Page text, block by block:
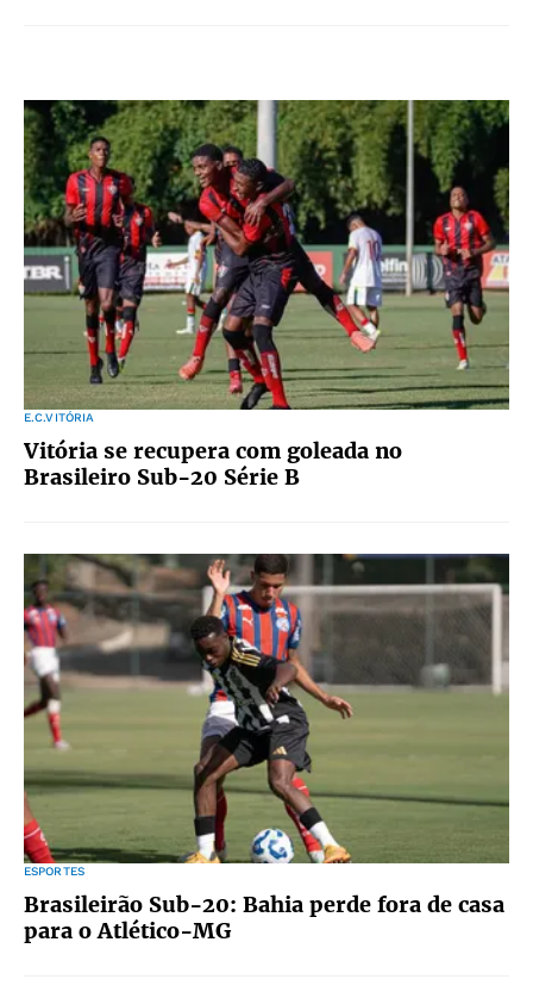
E.C.VITÓRIA
Vitória se recupera com goleada no
Brasileiro Sub-20 Série B
ESPORTES
Brasileirão Sub-20: Bahia perde fora de casa
para o Atlético-MG